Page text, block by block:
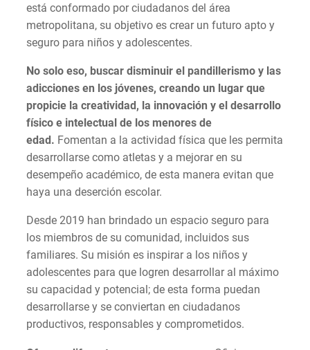
está conformado por ciudadanos del área
metropolitana, su objetivo es crear un futuro apto y
seguro para niños y adolescentes.
No solo eso, buscar disminuir el pandillerismo y las
adicciones en los jóvenes, creando un lugar que
propicie la creatividad, la innovación y el desarrollo
físico e intelectual de los menores de
edad. Fomentan a la actividad física que les permita
desarrollarse como atletas y a mejorar en su
desempeño académico, de esta manera evitan que
haya una deserción escolar.
Desde 2019 han brindado un espacio seguro para
los miembros de su comunidad, incluidos sus
familiares. Su misión es inspirar a los niños y
adolescentes para que logren desarrollar al máximo
su capacidad y potencial; de esta forma puedan
desarrollarse y se conviertan en ciudadanos
productivos, responsables y comprometidos.